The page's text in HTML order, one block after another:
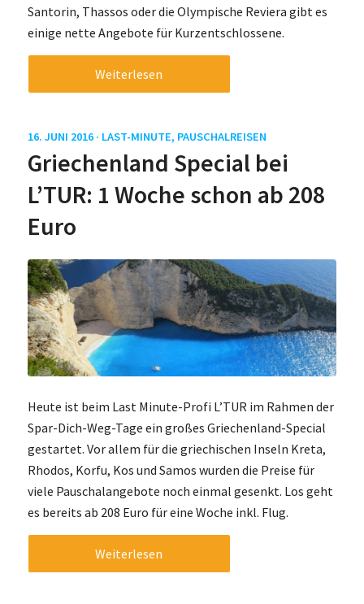
Santorin, Thassos oder die Olympische Reviera gibt es
einige nette Angebote für Kurzentschlossene.
Weiterlesen
16. JUNI 2016 · LAST-MINUTE, PAUSCHALREISEN
Griechenland Special bei
L’TUR: 1 Woche schon ab 208
Euro
Heute ist beim Last Minute-Profi L’TUR im Rahmen der
Spar-Dich-Weg-Tage ein großes Griechenland-Special
gestartet. Vor allem für die griechischen Inseln Kreta,
Rhodos, Korfu, Kos und Samos wurden die Preise für
viele Pauschalangebote noch einmal gesenkt. Los geht
es bereits ab 208 Euro für eine Woche inkl. Flug.
Weiterlesen